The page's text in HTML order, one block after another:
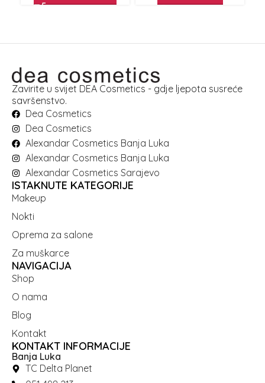
Zavirite u svijet DEA Cosmetics - gdje ljepota susreće
savršenstvo.
Dea Cosmetics
Dea Cosmetics
Alexandar Cosmetics Banja Luka
Alexandar Cosmetics Banja Luka
Alexandar Cosmetics Sarajevo
ISTAKNUTE KATEGORIJE
Makeup
Nokti
Oprema za salone
Za muškarce
NAVIGACIJA
Shop
O nama
Blog
Kontakt
KONTAKT INFORMACIJE
Banja Luka
TC Delta Planet